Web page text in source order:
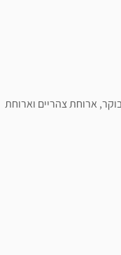
ארוחת בוקר, ארוחת צהריים וארוחת